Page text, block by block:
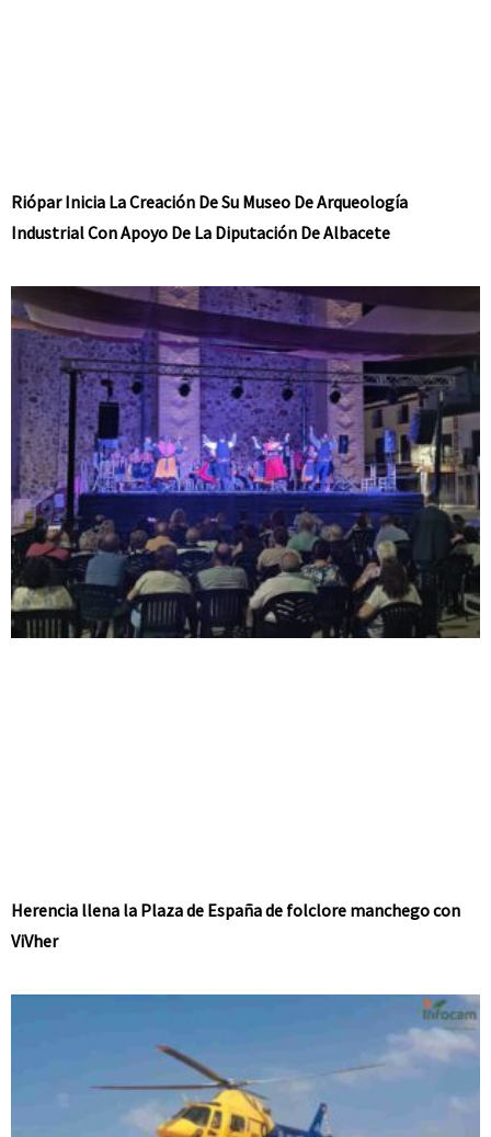
Riópar Inicia La Creación De Su Museo De Arqueología
Industrial Con Apoyo De La Diputación De Albacete
Herencia llena la Plaza de España de folclore manchego con
ViVher